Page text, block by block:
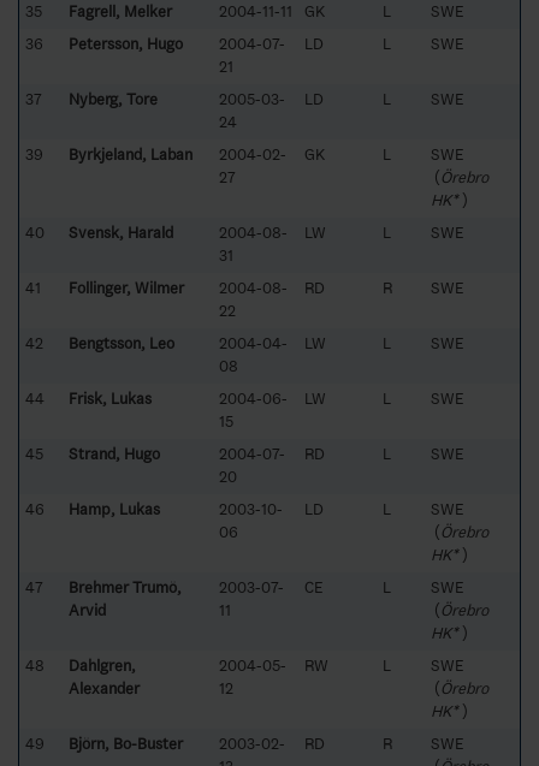
35 Fagrell, Melker 2004-11-11 GK L
SWE
36
Petersson, Hugo
2004-07-
21
LD L SWE
37 Nyberg, Tore
2005-03-
24
LD L SWE
39 Byrkjeland, Laban
2004-02-
27
GK L
SWE
(Örebro
HK*)
40
Svensk, Harald
2004-08-
31
LW L SWE
41 Follinger, Wilmer
2004-08-
22
RD R SWE
42 Bengtsson, Leo
2004-04-
08
LW L SWE
44 Frisk, Lukas
2004-06-
15
LW L SWE
45 Strand, Hugo
2004-07-
20
RD L SWE
46 Hamp, Lukas
2003-10-
06
LD L
SWE
(Örebro
HK*)
47
Brehmer Trumö,
Arvid
2003-07-
11
CE L
SWE
(Örebro
HK*)
48
Dahlgren,
Alexander
2004-05-
12
RW L
SWE
(Örebro
HK*)
49
Björn, Bo-Buster
2003-02-
RD R
SWE